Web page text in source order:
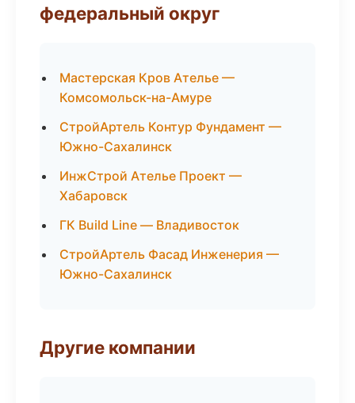
федеральный округ
Мастерская Кров Ателье —
Комсомольск-на-Амуре
СтройАртель Контур Фундамент —
Южно-Сахалинск
ИнжСтрой Ателье Проект —
Хабаровск
ГК Build Line — Владивосток
СтройАртель Фасад Инженерия —
Южно-Сахалинск
Другие компании